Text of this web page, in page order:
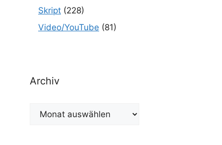
Skript (228)
Video/YouTube (81)
Archiv
Archiv